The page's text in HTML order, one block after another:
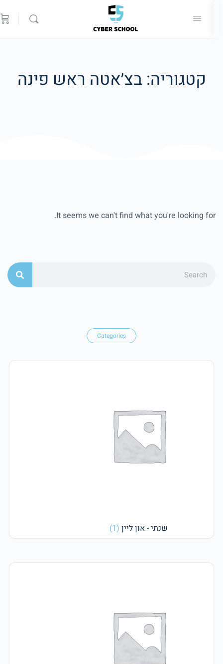
קטגוריה: בצ׳אטה ראש פינה
It seems we can't find what you're looking for.
Categories
שנתי - און ליין(1)